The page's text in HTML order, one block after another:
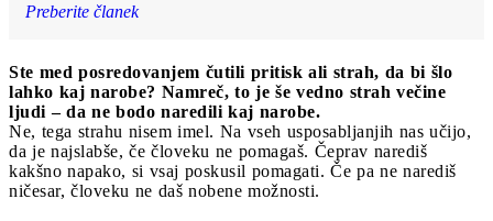
Preberite članek
Ste med posredovanjem čutili pritisk ali strah, da bi šlo
lahko kaj narobe? Namreč, to je še vedno strah večine
ljudi – da ne bodo naredili kaj narobe.
Ne, tega strahu nisem imel. Na vseh usposabljanjih nas učijo,
da je najslabše, če človeku ne pomagaš. Čeprav narediš
kakšno napako, si vsaj poskusil pomagati. Če pa ne narediš
ničesar, človeku ne daš nobene možnosti.